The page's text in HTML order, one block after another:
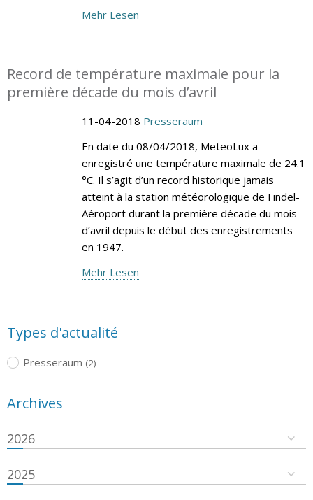
Mehr Lesen
Record de température maximale pour la
première décade du mois d’avril
11-04-2018 Presseraum
En date du 08/04/2018, MeteoLux a
enregistré une température maximale de 24.1
°C. Il s’agit d’un record historique jamais
atteint à la station météorologique de Findel-
Aéroport durant la première décade du mois
d’avril depuis le début des enregistrements
en 1947.
Mehr Lesen
Types d'actualité
Presseraum (2)
Archives
2026
2025